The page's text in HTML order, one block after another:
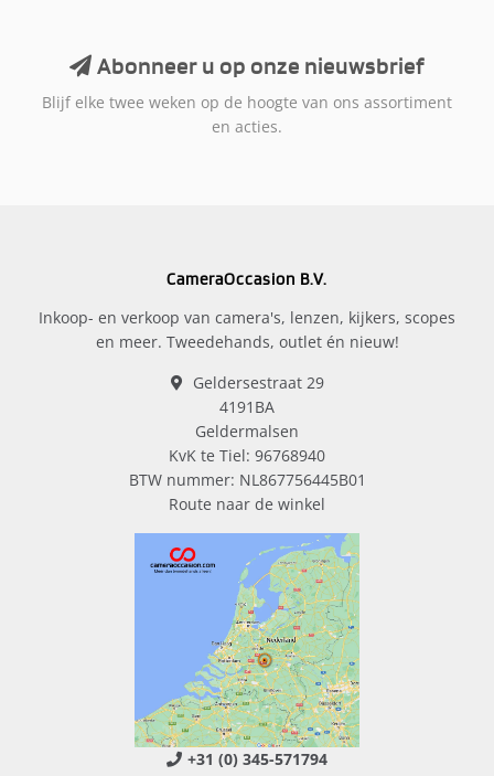
Abonneer u op onze nieuwsbrief
Blijf elke twee weken op de hoogte van ons assortiment
en acties.
CameraOccasion B.V.
Inkoop- en verkoop van camera's, lenzen, kijkers, scopes
en meer. Tweedehands, outlet én nieuw!
Geldersestraat 29
4191BA
Geldermalsen
KvK te Tiel: 96768940
BTW nummer: NL867756445B01
Route naar de winkel
+31 (0) 345-571794